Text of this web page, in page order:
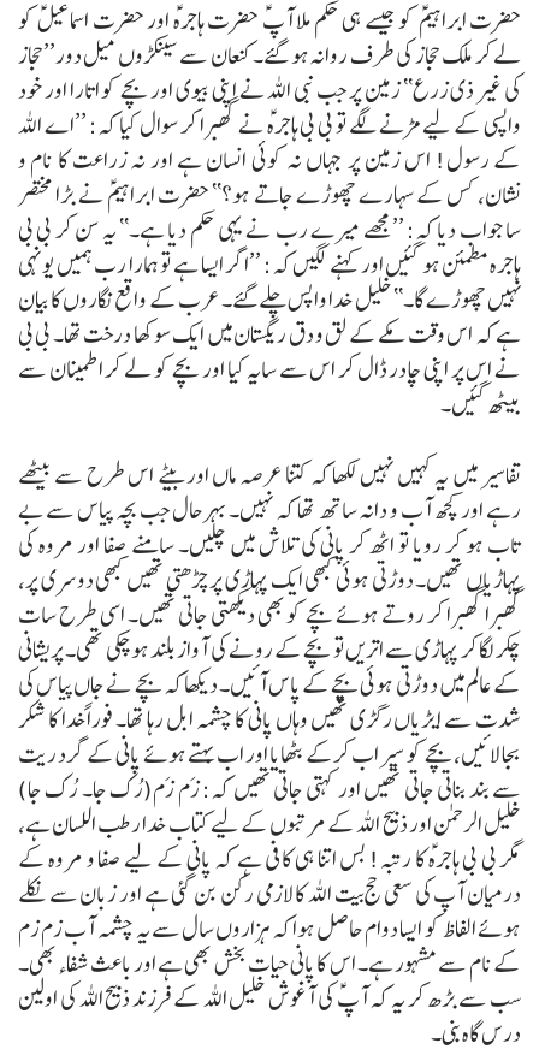
حضرت ابراہیمؑ کو جیسے ہی حکم ملا آپؑ حضرت ہاجرہؑ اور حضرت اسماعیلؑ کو
لے کر ملک حجاز کی طرف روانہ ہو گئے۔کنعان سے سینکڑوں میل دور’’حجاز
کی غیر ذی زرع‘‘ زمین پر جب نبی اللہ نے اپنی بیوی اور بچے کو اتارا اور خود
واپسی کے لیے مڑنے لگے تو بی بی ہاجرہؑ نے گھبرا کر سوال کیا کہ:’’اے اللہ
کے رسول! اس زمین پر جہاں نہ کوئی انسان ہے اور نہ زراعت کا نام و
نشان، کس کے سہارے چھوڑے جاتے ہو؟‘‘حضرت ابراہیمؑ نے بڑا مختصر
سا جواب دیا کہ:’’مجھے میرے رب نے یہی حکم دیا ہے۔‘‘یہ سن کر بی بی
ہاجرہ مطمئن ہو گئیں اور کہنے لگیں کہ:’’اگر ایسا ہے تو ہمارا رب ہمیں یونہی
نہیں چھوڑے گا۔‘‘خلیل خدا واپس چلے گئے۔ عرب کے واقع نگاروں کا بیان
ہے کہ اس وقت مکے کے لق و دق ریگستان میں ایک سوکھا درخت تھا۔ بی بی
نے اس پر اپنی چادر ڈال کر اس سے سایہ کیا اور بچے کو لے کر اطمینان سے
بیٹھ گئیں۔
تفاسیر میں یہ کہیں نہیں لکھا کہ کتنا عرصہ ماں اور بیٹے اس طرح سے بیٹھے
رہے اور کچھ آب و دانہ ساتھ تھا کہ نہیں۔ بہرحال جب بچہ پیاس سے بے
تاب ہو کر رویا تو اٹھ کر پانی کی تلاش میں چلیں۔ سامنے صفا اور مروہ کی
پہاڑیاں تھیں۔ دوڑتی ہوئی کبھی ایک پہاڑی پر چڑھتی تھیں کبھی دوسری پر،
گھبرا گھبرا کر روتے ہوئے بچے کو بھی دیکھتی جاتی تھیں۔ اسی طرح سات
چکر لگا کر پہاڑی سے اتریں تو بچے کے رونے کی آواز بلند ہو چکی تھی۔ پریشانی
کے عالم میں دوڑتی ہوئی بچے کے پاس آئیں۔دیکھا کہ بچے نے جاں پیاس کی
شدت سے ایڑیاں رگڑی تھیں وہاں پانی کا چشمہ ابل رہا تھا۔ فوراً خدا کا شکر
بجا لائیں، بچے کو سیراب کرکے بٹھایا اور اب بہتے ہوئے پانی کے گرد ریت
سے بند بناتی جاتی تھیں اور کہتی جاتی تھیں کہ:زَم زَم(رُک جا۔ رُک جا)
خلیل الرحمن اور ذبیح اللہ کے مرتبوں کے لیے کتاب خدا رطب اللسان ہے،
مگر بی بی ہاجرہؑ کا رتبہ! بس اتنا ہی کافی ہے کہ پانی کے لیے صفا و مروہ کے
درمیان آپ کی سعی حج بیت اللہ کا لازمی رکن بن گئی ہے اور زبان سے نکلے
ہوئے الفاظ کو ایسا دوام حاصل ہوا کہ ہزاروں سال سے یہ چشمہ آب زم زم
کے نام سے مشہور ہے۔ اس کا پانی حیات بخش بھی ہے اور باعث شفاء بھی۔
سب سے بڑھ کر یہ کہ آپؑ کی آغوش خلیل اللہ کے فرزند ذبیح اللہ کی اولین
درس گاہ بنی۔